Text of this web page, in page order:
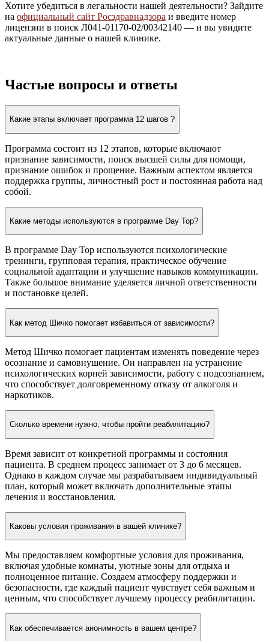
Хотите убедиться в легальности нашей деятельности? Зайдите
на официальный сайт Росздравнадзора и введите номер
лицензии в поиск Л041-01170-02/00342140 — и вы увидите
актуальные данные о нашей клинике.
Частые вопросы и ответы
Какие этапы включает программа 12 шагов ?
Программа состоит из 12 этапов, которые включают
признание зависимости, поиск высшей силы для помощи,
признание ошибок и прощение. Важным аспектом является
поддержка группы, личностный рост и постоянная работа над
собой.
Какие методы используются в программе Day Top?
В программе Day Top используются психологические
тренинги, групповая терапия, практическое обучение
социальной адаптации и улучшение навыков коммуникации.
Также большое внимание уделяется личной ответственности
и постановке целей.
Как метод Шичко помогает избавиться от зависимости?
Метод Шичко помогает пациентам изменять поведение через
осознание и самовнушение. Он направлен на устранение
психологических корней зависимости, работу с подсознанием,
что способствует долговременному отказу от алкоголя и
наркотиков.
Сколько времени нужно, чтобы пройти реабилитацию?
Время зависит от конкретной программы и состояния
пациента. В среднем процесс занимает от 3 до 6 месяцев.
Однако в каждом случае мы разрабатываем индивидуальный
план, который может включать дополнительные этапы
лечения и восстановления.
Каковы условия проживания в вашей клинике?
Мы предоставляем комфортные условия для проживания,
включая удобные комнаты, уютные зоны для отдыха и
полноценное питание. Создаем атмосферу поддержки и
безопасности, где каждый пациент чувствует себя важным и
ценным, что способствует лучшему процессу реабилитации.
Как обеспечивается анонимность в вашем центре?